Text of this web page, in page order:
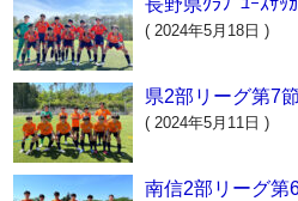
長野県ｸﾗﾌﾞﾕｰｽｻｯ
( 2024年5月18日 )
県2部リーグ第7節
( 2024年5月11日 )
南信2部リーグ第